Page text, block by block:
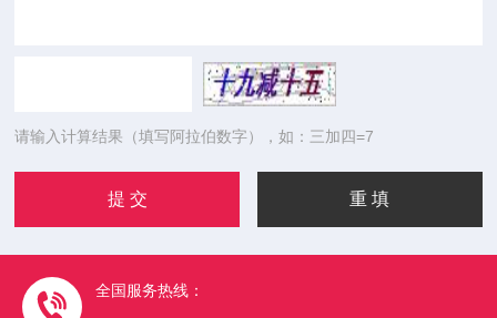
请输入计算结果（填写阿拉伯数字），如：三加四=7
全国服务热线：